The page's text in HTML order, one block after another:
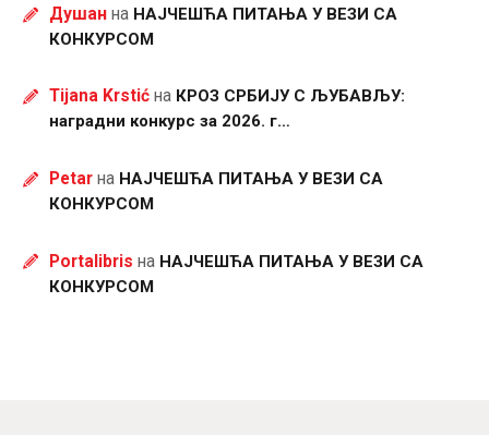
Душанна НАЈЧЕШЋА ПИТАЊА У ВЕЗИ СА
КОНКУРСОМ
Tijana Krstićна КРОЗ СРБИЈУ С ЉУБАВЉУ:
наградни конкурс за 2026. г…
Petarна НАЈЧЕШЋА ПИТАЊА У ВЕЗИ СА
КОНКУРСОМ
Portalibris на НАЈЧЕШЋА ПИТАЊА У ВЕЗИ СА
КОНКУРСОМ